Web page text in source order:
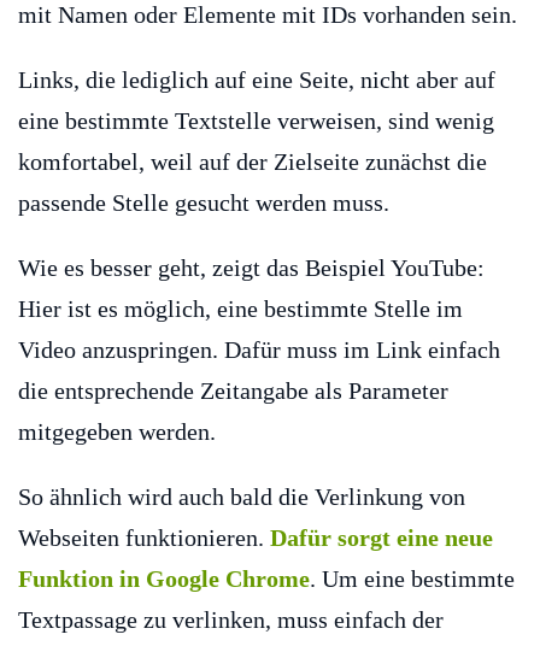
mit Namen oder Elemente mit IDs vorhanden sein.
Links, die lediglich auf eine Seite, nicht aber auf
eine bestimmte Textstelle verweisen, sind wenig
komfortabel, weil auf der Zielseite zunächst die
passende Stelle gesucht werden muss.
Wie es besser geht, zeigt das Beispiel YouTube:
Hier ist es möglich, eine bestimmte Stelle im
Video anzuspringen. Dafür muss im Link einfach
die entsprechende Zeitangabe als Parameter
mitgegeben werden.
So ähnlich wird auch bald die Verlinkung von
Webseiten funktionieren. Dafür sorgt eine neue
Funktion in Google Chrome. Um eine bestimmte
Textpassage zu verlinken, muss einfach der